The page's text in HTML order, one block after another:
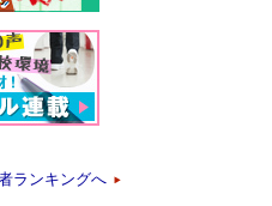
ランキングへ